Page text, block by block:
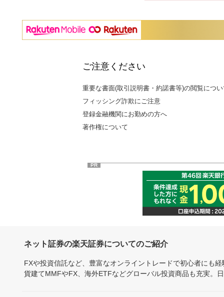
ご注意ください
重要な書面(取引説明書・約諾書等)の閲覧につ
フィッシング詐欺にご注意
登録金融機関にお勤めの方へ
著作権について
PR
ネット証券の楽天証券についてのご紹介
FXや投資信託など、豊富なオンライントレードで初心者にも
貨建てMMFやFX、海外ETFなどグローバル投資商品も充実。